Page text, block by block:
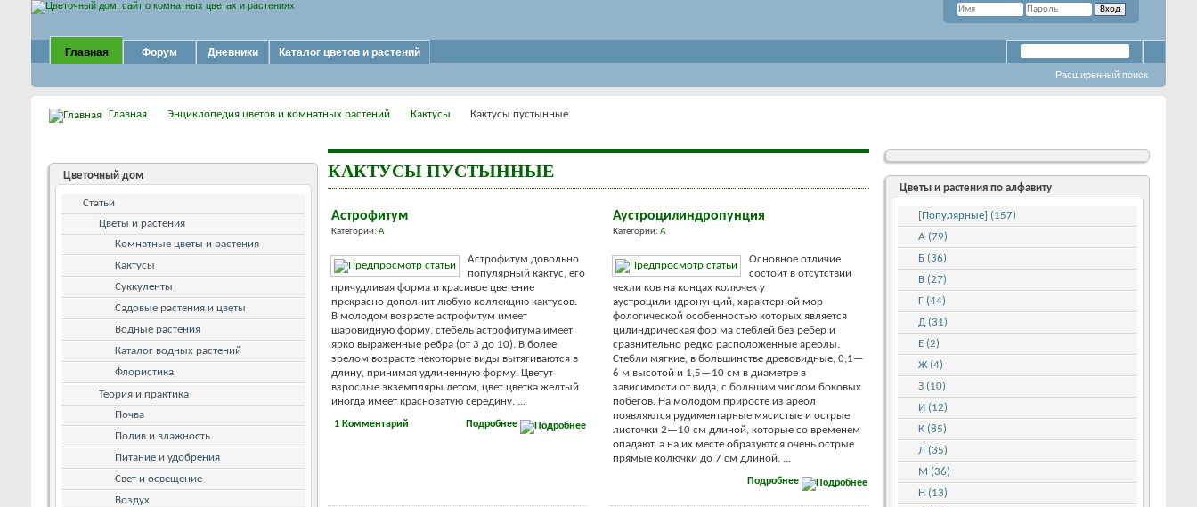
Главная Форум Дневники Каталог цветов и растений
Расширенный поиск
Главная Энциклопедия цветов и комнатных растений Кактусы Кактусы пустынные
КАКТУСЫ ПУСТЫННЫЕ
Астрофитум
Категории: А
Астрофитум довольно
популярный кактус, его
причудливая форма и красивое цветение
прекрасно дополнит любую коллекцию кактусов.
В молодом возрасте астрофитум имеет
шаровидную форму, стебель астрофитума имеет
ярко выраженные ребра (от 3 до 10). В более
зрелом возрасте некоторые виды вытягиваются в
длину, принимая удлиненную форму. Цветут
взрослые экземпляры летом, цвет цветка желтый
иногда имеет красноватую середину. ...
Подробнее
1 Комментарий
Аустроцилиндропунция
Категории: А
Основное отличие
состоит в отсутствии
чехли ков на концах колючек у
аустроцилиндронунций, характерной мор
фологической особенностью которых является
цилиндрическая фор ма стеблей без ребер и
сравнительно редко расположенные ареолы.
Стебли мягкие, в большинстве древовидные, 0,1—
6 м выcотой и 1,5—10 см в диаметре в
зависимости от вида, с большим числом боковых
побегов. На молодом приросте из ареол
появляются рудиментарные мясистые и острые
листочки 2—10 см длиной, которые со временем
опадают, а на их месте образуются очень острые
прямые колючки до 7 см длиной. ...
Подробнее
Цветы и растения по алфавиту
[Популярные] (157)
А (79)
Б (36)
В (27)
Г (44)
Д (31)
Е (2)
Ж (4)
З (10)
И (12)
К (85)
Л (35)
М (36)
Н (13)
Цветочный дом
Статьи
Цветы и растения
Комнатные цветы и растения
Кактусы
Суккуленты
Садовые растения и цветы
Водные растения
Каталог водных растений
Флористика
Теория и практика
Почва
Полив и влажность
Питание и удобрения
Свет и освещение
Воздух